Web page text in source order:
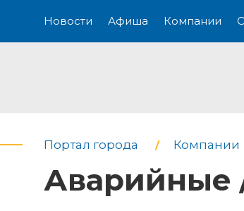
Новости Афиша Компании
Портал города Компании
Аварийные